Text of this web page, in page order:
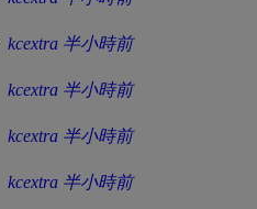
kcextra 半小時前
kcextra 半小時前
kcextra 半小時前
kcextra 半小時前